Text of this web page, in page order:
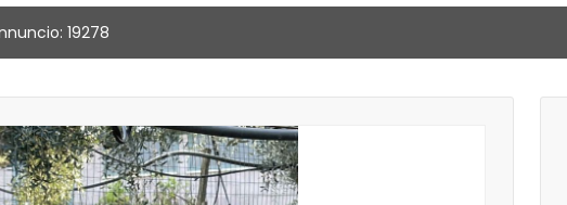
19278